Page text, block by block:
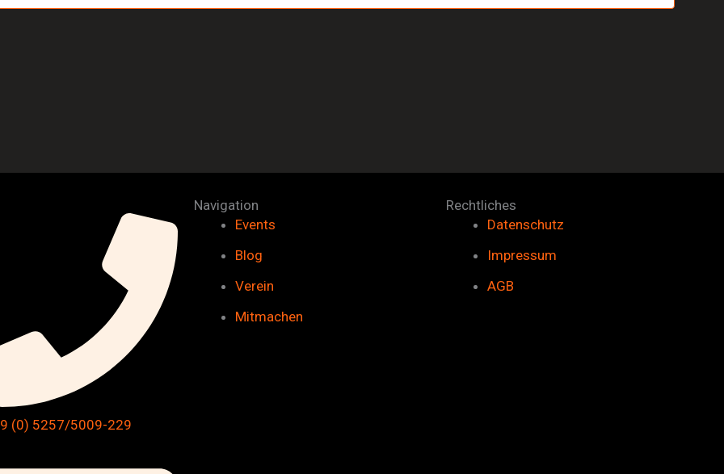
(0) 5257/5009-229
Navigation
Events
Blog
Verein
Mitmachen
Rechtliches
Datenschutz
Impressum
AGB